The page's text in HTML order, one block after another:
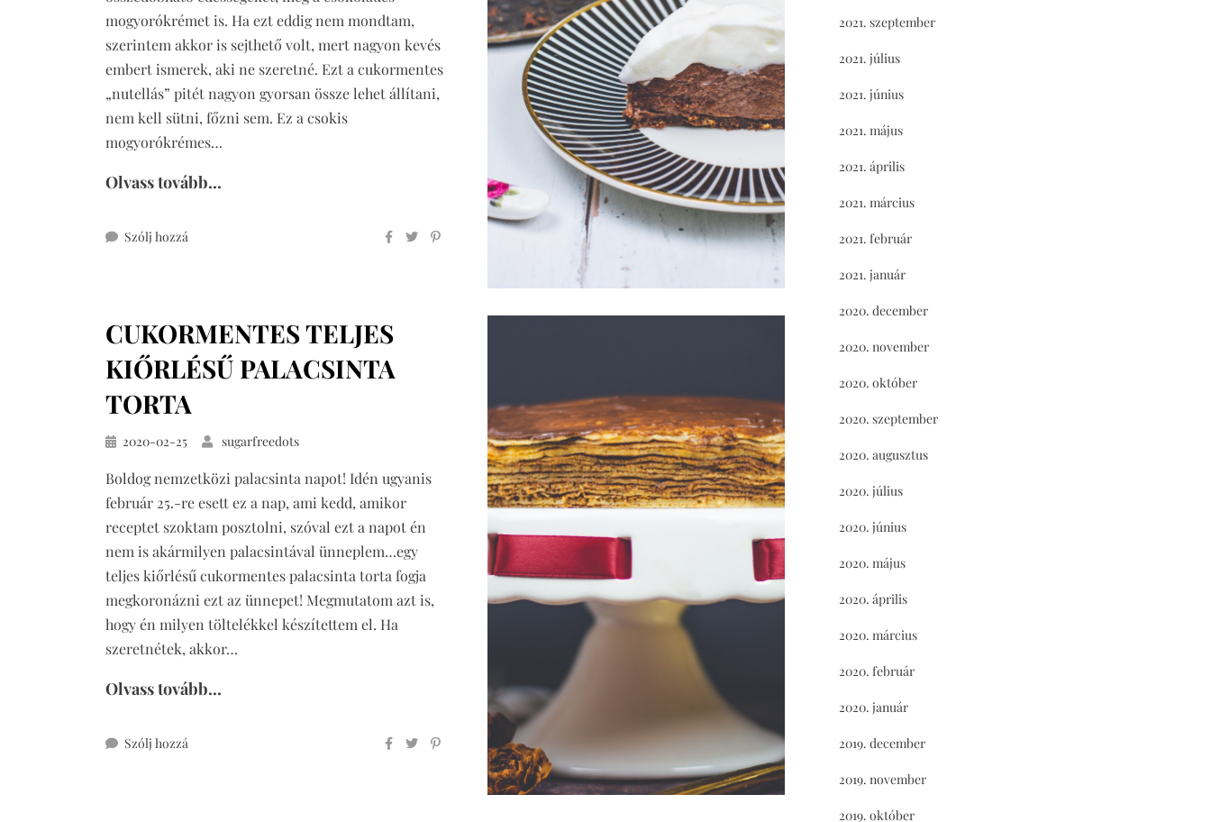
mogyorókrémet is. Ha ezt eddig nem mondtam,
szerintem akkor is sejthető volt, mert nagyon kevés
embert ismerek, aki ne szeretné. Ezt a cukormentes
„nutellás” pitét nagyon gyorsan össze lehet állítani,
nem kell sütni, főzni sem. Ez a csokis
mogyorókrémes…
Olvass tovább...
Szólj hozzá
sütés
nélkül
CUKORMENTES TELJES
KIŐRLÉSŰ PALACSINTA
TORTA
Közzétéve
2020-02-25 sugarfreedots
Boldog nemzetközi palacsinta napot! Idén ugyanis
február 25.-re esett ez a nap, ami kedd, amikor
receptet szoktam posztolni, szóval ezt a napot én
nem is akármilyen palacsintával ünneplem…egy
teljes kiőrlésű cukormentes palacsinta torta fogja
megkoronázni ezt az ünnepet! Megmutatom azt is,
hogy én milyen töltelékkel készítettem el. Ha
szeretnétek, akkor…
Olvass tovább...
Szólj hozzá
2021. szeptember
2021. július
2021. június
2021. május
2021. április
2021. március
2021. február
2021. január
2020. december
2020. november
2020. október
2020. szeptember
2020. augusztus
2020. július
2020. június
2020. május
2020. április
2020. március
2020. február
2020. január
2019. december
2019. november
2019. október